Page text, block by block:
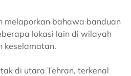
melaporkan bahawa banduan
lokasi lain di wilayah
keselamatan.
di utara Tehran, terkenal